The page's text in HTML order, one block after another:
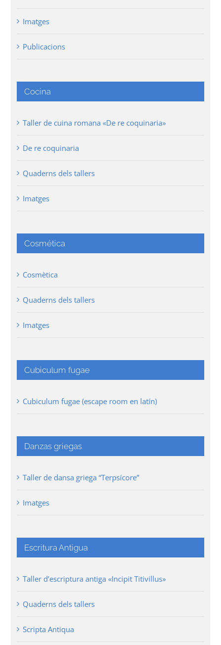
Imatges
Publicacions
Cocina
Taller de cuina romana «De re coquinaria»
De re coquinaria
Quaderns dels tallers
Imatges
Cosmética
Cosmètica
Quaderns dels tallers
Imatges
Cubiculum fugae
Cubiculum fugae (escape room en latín)
Danzas griegas
Taller de dansa griega “Terpsícore”
Imatges
Escritura Antigua
Taller d’escriptura antiga «Incipit Titivillus»
Quaderns dels tallers
Scripta Antiqua